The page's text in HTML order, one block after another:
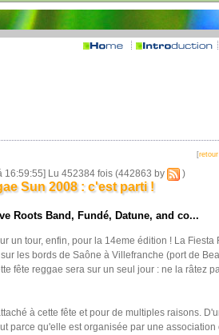
[
16:59:55] Lu 452384 fois (442863 by
)
Sun 2008 : c'est parti !
Roots Band, Fundé, Datune, and co...
un tour, enfin, pour la 14eme édition ! La
les bords de Saône à Villefranche (port de
fête reggae sera sur un seul jour : ne la râtez
à cette fête et pour de multiples raisons.
parce qu'elle est organisée par une